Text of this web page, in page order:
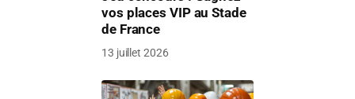
vos places VIP au Stade
de France
13 juillet 2026